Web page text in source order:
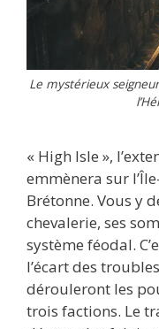
Le mystérieux
« High Isle »,
emmènera sur
Brétonne. Vous y
chevalerie, ses
système féodal.
l’écart des
dérouleront les
trois factions. Le